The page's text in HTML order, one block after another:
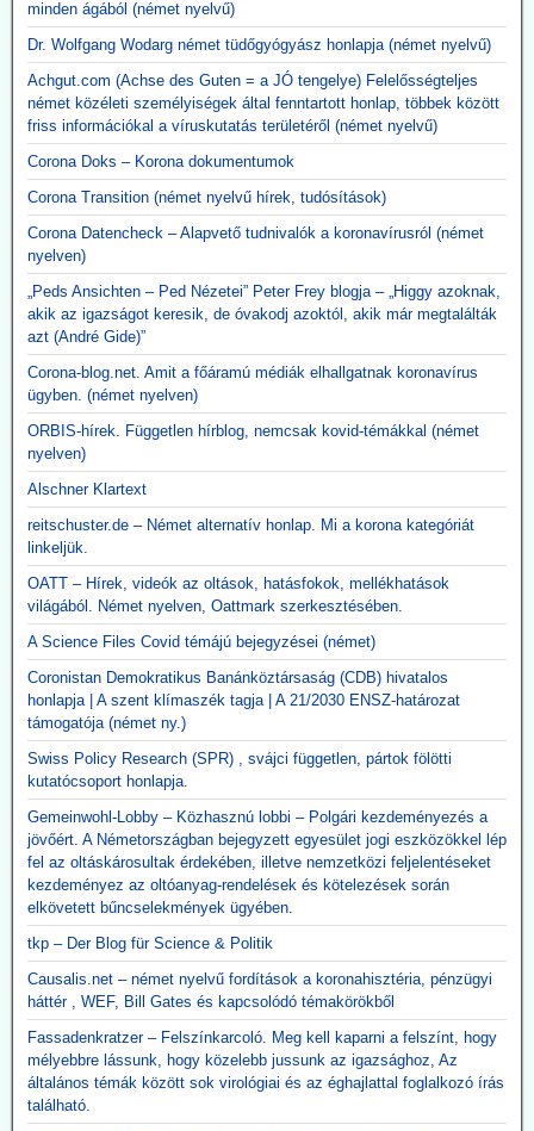
minden ágából (német nyelvű)
Dr. Wolfgang Wodarg német tüdőgyógyász honlapja (német nyelvű)
Achgut.com (Achse des Guten = a JÓ tengelye) Felelősségteljes
német közéleti személyiségek által fenntartott honlap, többek között
friss információkal a víruskutatás területéről (német nyelvű)
Corona Doks – Korona dokumentumok
Corona Transition (német nyelvű hírek, tudósítások)
Corona Datencheck – Alapvető tudnivalók a koronavírusról (német
nyelven)
„Peds Ansichten – Ped Nézetei” Peter Frey blogja – „Higgy azoknak,
akik az igazságot keresik, de óvakodj azoktól, akik már megtalálták
azt (André Gide)”
Corona-blog.net. Amit a főáramú médiák elhallgatnak koronavírus
ügyben. (német nyelven)
ORBIS-hírek. Független hírblog, nemcsak kovid-témákkal (német
nyelven)
Alschner Klartext
reitschuster.de – Német alternatív honlap. Mi a korona kategóriát
linkeljük.
OATT – Hírek, videók az oltások, hatásfokok, mellékhatások
világából. Német nyelven, Oattmark szerkesztésében.
A Science Files Covid témájú bejegyzései (német)
Coronistan Demokratikus Banánköztársaság (CDB) hivatalos
honlapja | A szent klímaszék tagja | A 21/2030 ENSZ-határozat
támogatója (német ny.)
Swiss Policy Research (SPR) , svájci független, pártok fölötti
kutatócsoport honlapja.
Gemeinwohl-Lobby – Közhasznú lobbi – Polgári kezdeményezés a
jövőért. A Németországban bejegyzett egyesület jogi eszközökkel lép
fel az oltáskárosultak érdekében, illetve nemzetközi feljelentéseket
kezdeményez az oltóanyag-rendelések és kötelezések során
elkövetett bűncselekmények ügyében.
tkp – Der Blog für Science & Politik
Causalis.net – német nyelvű fordítások a koronahisztéria, pénzügyi
háttér , WEF, Bill Gates és kapcsolódó témakörökből
Fassadenkratzer – Felszínkarcoló. Meg kell kaparni a felszínt, hogy
mélyebbre lássunk, hogy közelebb jussunk az igazsághoz, Az
általános témák között sok virológiai és az éghajlattal foglalkozó írás
található.